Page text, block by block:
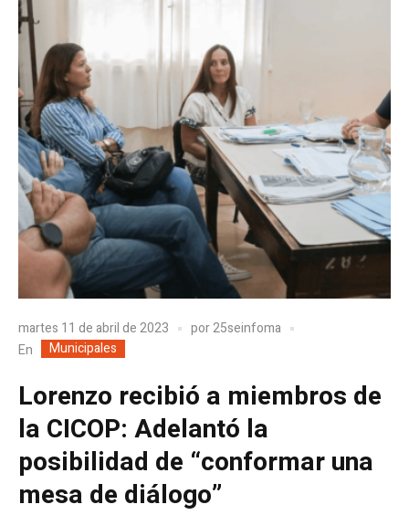
martes 11 de abril de 2023 por25seinfoma
En
Municipales
Lorenzo recibió a miembros de
la CICOP: Adelantó la
posibilidad de “conformar una
mesa de diálogo”